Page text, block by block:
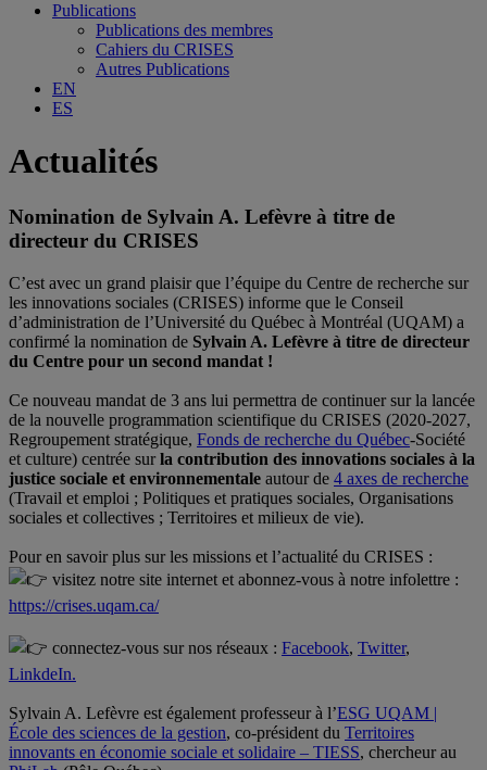
Publications
Publications des membres
Cahiers du CRISES
Autres Publications
EN
ES
Actualités
Nomination de Sylvain A. Lefèvre à titre de
directeur du CRISES
C’est avec un grand plaisir que l’équipe du Centre de recherche sur
les innovations sociales (CRISES) informe que le Conseil
d’administration de l’Université du Québec à Montréal (UQAM) a
confirmé la nomination de Sylvain A. Lefèvre à titre de directeur
du Centre pour un second mandat !
Ce nouveau mandat de 3 ans lui permettra de continuer sur la lancée
de la nouvelle programmation scientifique du CRISES (2020-2027,
Regroupement stratégique, Fonds de recherche du Québec-Société
et culture) centrée surla contribution des innovations sociales à la
justice sociale et environnementale autour de 4 axes de recherche
(Travail et emploi ; Politiques et pratiques sociales, Organisations
sociales et collectives ; Territoires et milieux de vie).
Pour en savoir plus sur les missions et l’actualité du CRISES :
visitez notre site internet et abonnez-vous à notre infolettre :
https://crises.uqam.ca/
connectez-vous sur nos réseaux : Facebook, Twitter,
LinkdeIn.
Sylvain A. Lefèvre est également professeur à l’ESG UQAM |
École des sciences de la gestion, co-président du Territoires
innovants en économie sociale et solidaire – TIESS, chercheur au